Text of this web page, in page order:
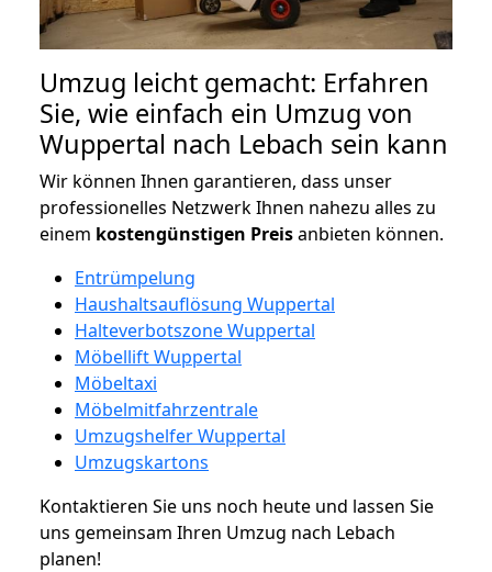
Umzug leicht gemacht: Erfahren
Sie, wie einfach ein Umzug von
Wuppertal nach Lebach sein kann
Wir können Ihnen garantieren, dass unser
professionelles Netzwerk Ihnen nahezu alles zu
einem kostengünstigen Preisanbieten können.
Entrümpelung
Haushaltsauflösung Wuppertal
Halteverbotszone Wuppertal
Möbellift Wuppertal
Möbeltaxi
Möbelmitfahrzentrale
Umzugshelfer Wuppertal
Umzugskartons
Kontaktieren Sie uns noch heute und lassen Sie
uns gemeinsam Ihren Umzug nach Lebach
planen!